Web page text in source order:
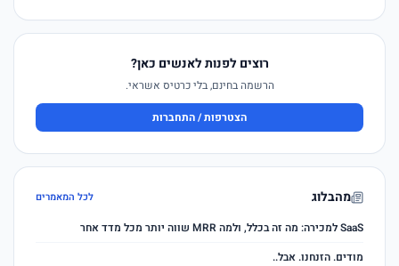
רוצים לפנות לאנשים כאן?
הרשמה בחינם, בלי כרטיס אשראי.
הצטרפות / התחברות
מהבלוג לכל המאמרים
SaaS למכירה: מה זה בכלל, ולמה MRR שווה יותר מכל מדד אחר
מודים. הזנחנו. אבל..